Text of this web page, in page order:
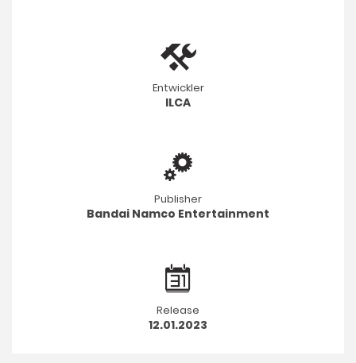
Entwickler
ILCA
Publisher
Bandai Namco Entertainment
Release
12.01.2023